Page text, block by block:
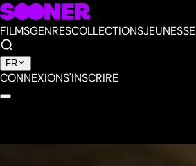
FILMSGENRESCOLLECTIONSJEUNESSE
FR
CONNEXIONS'INSCRIRE